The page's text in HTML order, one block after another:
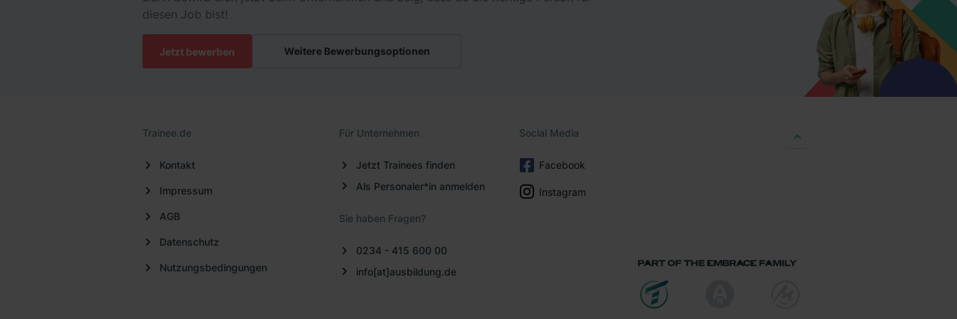
diesen Job bist!
Jetzt bewerben Weitere Bewerbungsoptionen
Trainee.de
Kontakt
Impressum
AGB
Datenschutz
Nutzungsbedingungen
Für Unternehmen
Jetzt Trainees finden
Als Personaler*in anmelden
Sie haben Fragen?
0234 - 415 600 00
info[at]ausbildung.de
Social Media
Facebook
Instagram